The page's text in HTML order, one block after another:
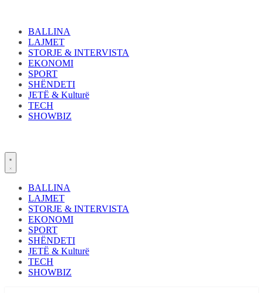
contentBALLINA
LAJMET
STORJE & INTERVISTA
EKONOMI
SPORT
SHËNDETI
JETË & Kulturë
TECH
SHOWBIZ
BALLINA
LAJMET
STORJE & INTERVISTA
EKONOMI
SPORT
SHËNDETI
JETË & Kulturë
TECH
SHOWBIZ